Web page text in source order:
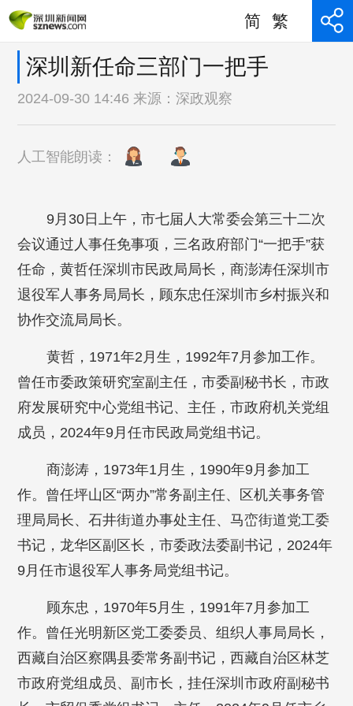
简 繁
深圳新任命三部门一把手
2024-09-30 14:46 来源：深政观察
人工智能朗读：
9月30日上午，市七届人大常委会第三十二次
会议通过人事任免事项，三名政府部门“一把手”获
任命，黄哲任深圳市民政局局长，商澎涛任深圳市
退役军人事务局局长，顾东忠任深圳市乡村振兴和
协作交流局局长。
黄哲，1971年2月生，1992年7月参加工作。
曾任市委政策研究室副主任，市委副秘书长，市政
府发展研究中心党组书记、主任，市政府机关党组
成员，2024年9月任市民政局党组书记。
商澎涛，1973年1月生，1990年9月参加工
作。曾任坪山区“两办”常务副主任、区机关事务管
理局局长、石井街道办事处主任、马峦街道党工委
书记，龙华区副区长，市委政法委副书记，2024年
9月任市退役军人事务局党组书记。
顾东忠，1970年5月生，1991年7月参加工
作。曾任光明新区党工委委员、组织人事局局长，
西藏自治区察隅县委常务副书记，西藏自治区林芝
市政府党组成员、副市长，挂任深圳市政府副秘书